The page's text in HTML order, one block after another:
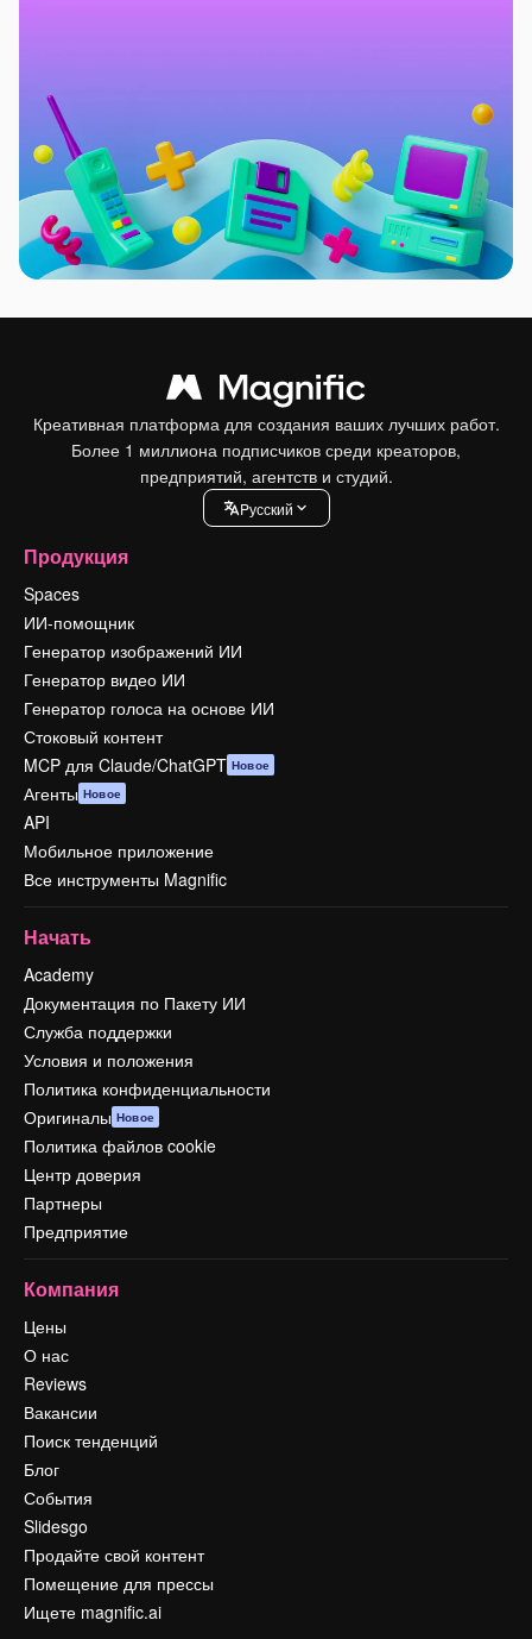
Креативная платформа для создания ваших лучших работ.
Более 1 миллиона подписчиков среди креаторов,
предприятий, агентств и студий.
Pусский
Продукция
Spaces
ИИ-помощник
Генератор изображений ИИ
Генератор видео ИИ
Генератор голоса на основе ИИ
Стоковый контент
MCP для Claude/ChatGPT Новое
Агенты Новое
API
Мобильное приложение
Все инструменты Magnific
Начать
Academy
Документация по Пакету ИИ
Служба поддержки
Условия и положения
Политика конфиденциальности
Оригиналы Новое
Политика файлов cookie
Центр доверия
Партнеры
Предприятие
Компания
Цены
О нас
Reviews
Вакансии
Поиск тенденций
Блог
События
Slidesgo
Продайте свой контент
Помещение для прессы
Ищете magnific.ai